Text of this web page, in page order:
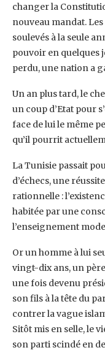
changer la
nouveau ‎mandat.
soulevés à la seule
pouvoir en quelques
perdu, une nation a
Un an plus tard, le
un coup d’Etat pour
face de lui le même
qu’il pourrit
La Tunisie passait
d’échecs, une
rationnelle :
habitée par une
l’enseignement
Or un homme à lui
vingt-dix ans, un père
une fois devenu
son fils à la ‎tête du
contrer la vague
Sitôt mis en selle, le
son parti scindé en